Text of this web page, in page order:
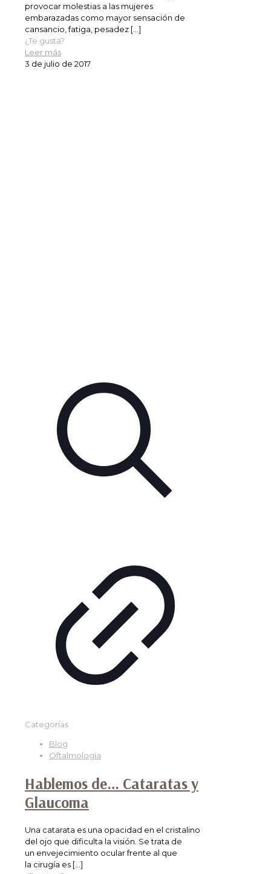
provocar molestias a las mujeres
embarazadas como mayor sensación de
cansancio, fatiga, pesadez […]
¿Te gusta?
Leer más
3 de julio de 2017
Categorías
Blog
Oftalmología
Hablemos de… Cataratas y
Glaucoma
Una catarata es una opacidad en el cristalino
del ojo que dificulta la visión. Se trata de
un envejecimiento ocular frente al que
la cirugía es […]